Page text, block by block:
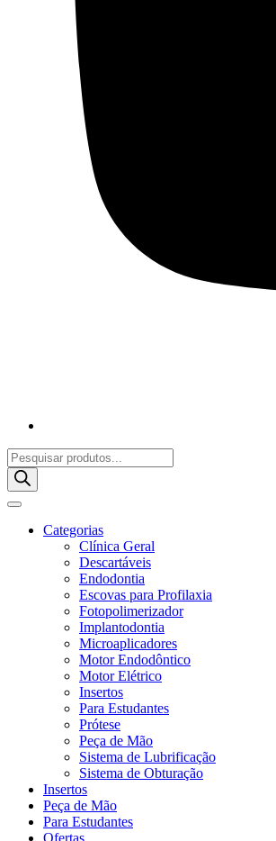
Pesquisar
produtos
Categorias
Clínica Geral
Descartáveis
Endodontia
Escovas para Profilaxia
Fotopolimerizador
Implantodontia
Microaplicadores
Motor Endodôntico
Motor Elétrico
Insertos
Para Estudantes
Prótese
Peça de Mão
Sistema de Lubrificação
Sistema de Obturação
Insertos
Peça de Mão
Para Estudantes
Ofertas